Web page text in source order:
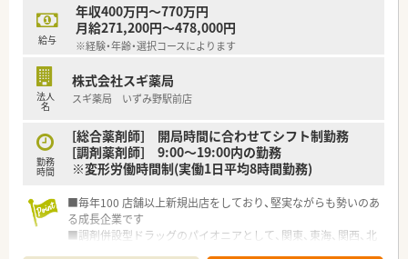
給与
年収400万円～770万円
月給271,200円～478,000円
※経験・年齢・選択コースによります
法人
名
株式会社スギ薬局
スギ薬局 いずみ野駅前店
勤務
時間
[総合薬剤師] 開局時間に合わせてシフト制勤務
[調剤薬剤師] 9:00～19:00内の勤務
※変形労働時間制(実働1日平均8時間勤務)
■毎年100 店舗以上新規出店をしており、堅実ながらも勢いのあ
る成長企業です
■調剤併設型ドラッグのパイオニアとして、関東、東海、関西、北